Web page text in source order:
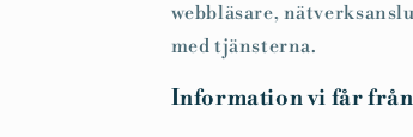
webbläsare,
med tjänsterna.
Information vi får